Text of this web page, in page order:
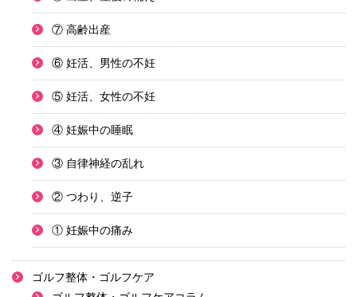
⑦ 高齢出産
⑥ 妊活、男性の不妊
⑤ 妊活、女性の不妊
④ 妊娠中の睡眠
③ 自律神経の乱れ
② つわり、逆子
① 妊娠中の痛み
ゴルフ整体・ゴルフケア